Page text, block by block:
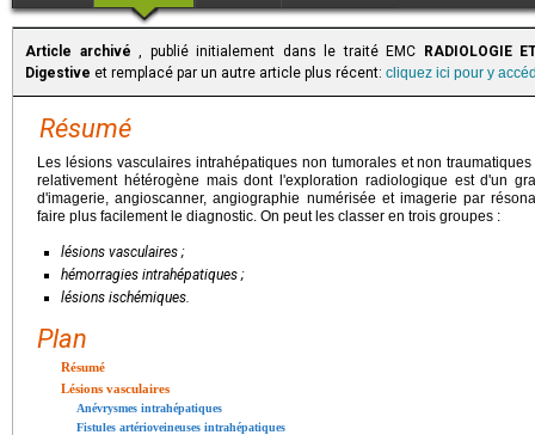
Article archivé , publié initialement dans le traité EMC
RADIOLOGIE
Digestive et remplacé par un autre article plus récent: cliquez ici pour y
Résumé
Les lésions vasculaires intrahépatiques non tumorales et non
relativement hétérogène mais dont l'exploration radiologique est d'un
d'imagerie, angioscanner, angiographie numérisée et imagerie par
faire plus facilement le diagnostic. On peut les classer en trois groupes :
lésions vasculaires ;
hémorragies intrahépatiques ;
lésions ischémiques.
Plan
Résumé
Lésions vasculaires
Anévrysmes intrahépatiques
Fistules artérioveineuses intrahépatiques